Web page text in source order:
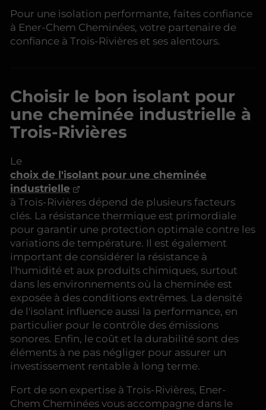
Pour une isolation performante, faites confiance
à Ener-Chem Cheminées, votre partenaire de
confiance à Trois-Rivières et ses alentours.
Choisir le bon isolant pour
une cheminée industrielle à
Trois-Rivières
Le
choix de l'isolant pour une cheminée
industrielle
à Trois-Rivières dépend de plusieurs facteurs
clés. La résistance thermique est primordiale
pour garantir une protection optimale contre les
variations de température. Il est également
important de considérer la résistance à
l'humidité et aux produits chimiques, surtout
dans les environnements où la cheminée est
exposée à des conditions extrêmes. La densité
de l'isolant influence aussi la performance, en
particulier pour le contrôle des émissions
sonores. Enfin, le coût et la durabilité sont des
éléments à ne pas négliger pour assurer un
investissement rentable à long terme.
Fort de son expertise à Trois-Rivières, Ener-
Chem Cheminées vous accompagne dans le